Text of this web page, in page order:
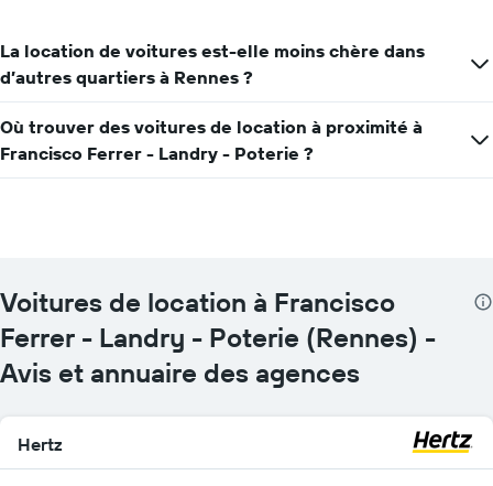
La location de voitures est-elle moins chère dans
d’autres quartiers à Rennes ?
Où trouver des voitures de location à proximité à
Francisco Ferrer - Landry - Poterie ?
Voitures de location à Francisco
Ferrer - Landry - Poterie (Rennes) -
Avis et annuaire des agences
Hertz